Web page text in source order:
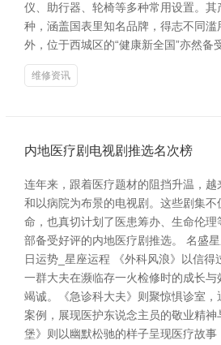
仪、助行器、轮椅等多种常用设置。
种，涵盖国表里知名品牌，得志不同
外，位于西城区的“健康新全国”亦然备
维修资讯
内地医疗剧电视剧推选名次榜
连年来，跟着医疗题材的阻挡升温，
和以病院为布景的电视剧。这些剧集
命，也真切计划了医患筹办、生命伦
部备受好评的内地医疗剧推选。 名盛
日运势_星座运程 《外科风浪》以信得
一群大夫在濒临存一火检修时的成长
竭诚。《急诊科大夫》则聚惊惧诊室
案例，展现医护东说念主员的敬业精
堡》则以幽默松驰的样子呈现医疗故